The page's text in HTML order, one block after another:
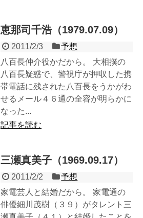
恵那司千浩（1979.07.09）
2011/2/3
予想
八百長仲介役かだから。 大相撲の
八百長疑惑で、警視庁が押収した携
帯電話に残された八百長をうかがわ
せるメール４６通の全容が明らかに
なった...
記事を読む
三瀬真美子（1969.09.17）
2011/2/2
予想
家電芸人と結婚だから。 家電通の
俳優細川茂樹（３９）がタレント三